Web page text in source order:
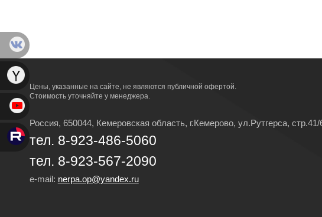
Цены, указанные на сайте, не являются публичной офертой.
Стоимость уточняйте у менеджера.
Россия, 650044, Кемеровская область, г.Кемерово, ул.Рутгерса,
тел. 8-923-486-5060
тел. 8-923-567-2090
e-mail: nerpa.op@yandex.ru